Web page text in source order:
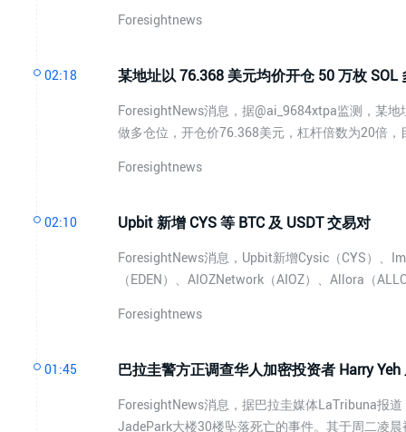
Foresightnews
02:18 某地址以 76.368 美元均价开仓 50 万枚 SOL
ForesightNews消息，据@ai_9684xtpa监测，某
做多仓位，开仓价76.368美元，杠杆倍数为20倍，
Foresightnews
02:10 Upbit 新增 CYS 等 BTC 及 USDT 交易对
ForesightNews消息，Upbit新增Cysic（CYS）、
（EDEN）、AIOZNetwork（AIOZ）、Allora（
Foresightnews
01:45 巴拉圭警方正调查华人加密投资者 Harry
ForesightNews消息，据巴拉圭媒体LaTribuna报
JadePark大楼30楼坠落死亡的事件。其于周二凌